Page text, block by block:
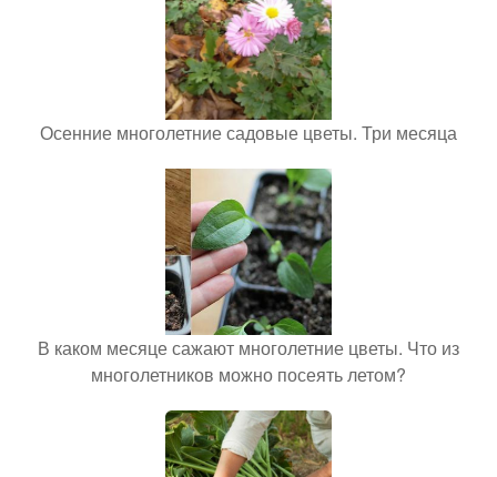
Осенние многолетние садовые цветы. Три месяца
В каком месяце сажают многолетние цветы. Что из
многолетников можно посеять летом?